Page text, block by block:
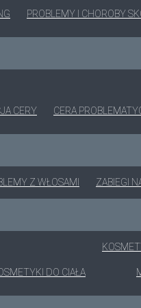
PROBLEMY I CHOROBY
CERY CERA
Z WŁOSAMI ZABIEGI
DO CIAŁA